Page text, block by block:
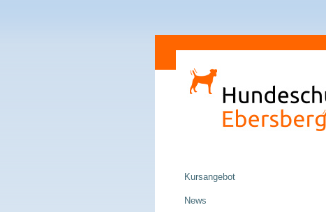
zum
Inhalt
Direkt
Navigation
Kursangebot
News